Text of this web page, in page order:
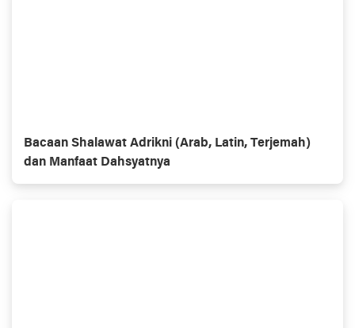
Bacaan Shalawat Adrikni (Arab, Latin, Terjemah)
dan Manfaat Dahsyatnya